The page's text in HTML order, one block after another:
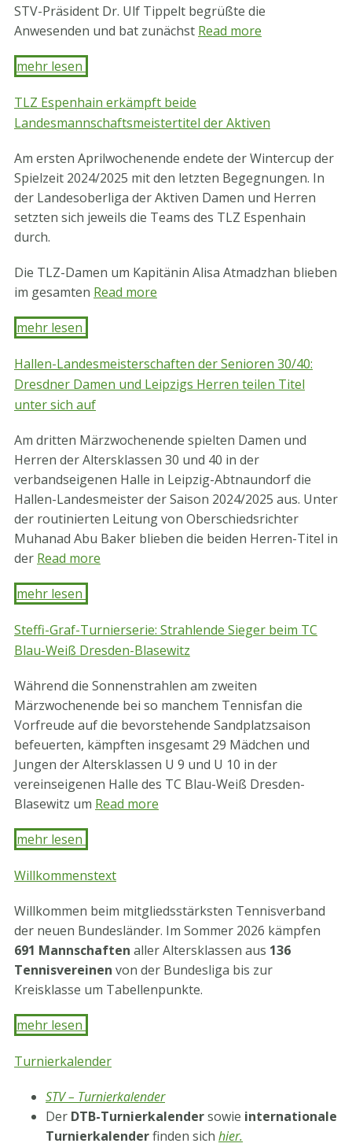
STV-Präsident Dr. Ulf Tippelt begrüßte die
Anwesenden und bat zunächst Read more
mehr lesen ​
TLZ Espenhain erkämpft beide
Landesmannschaftsmeistertitel der Aktiven
Am ersten Aprilwochenende endete der Wintercup der
Spielzeit 2024/2025 mit den letzten Begegnungen. In
der Landesoberliga der Aktiven Damen und Herren
setzten sich jeweils die Teams des TLZ Espenhain
durch.
Die TLZ-Damen um Kapitänin Alisa Atmadzhan blieben
im gesamten Read more
mehr lesen ​
Hallen-Landesmeisterschaften der Senioren 30/40:
Dresdner Damen und Leipzigs Herren teilen Titel
unter sich auf
Am dritten Märzwochenende spielten Damen und
Herren der Altersklassen 30 und 40 in der
verbandseigenen Halle in Leipzig-Abtnaundorf die
Hallen-Landesmeister der Saison 2024/2025 aus. Unter
der routinierten Leitung von Oberschiedsrichter
Muhanad Abu Baker blieben die beiden Herren-Titel in
der Read more
mehr lesen ​
Steffi-Graf-Turnierserie: Strahlende Sieger beim TC
Blau-Weiß Dresden-Blasewitz
Während die Sonnenstrahlen am zweiten
Märzwochenende bei so manchem Tennisfan die
Vorfreude auf die bevorstehende Sandplatzsaison
befeuerten, kämpften insgesamt 29 Mädchen und
Jungen der Altersklassen U 9 und U 10 in der
vereinseigenen Halle des TC Blau-Weiß Dresden-
Blasewitz um Read more
mehr lesen ​
Willkommenstext
Willkommen beim mitgliedsstärksten Tennisverband
der neuen Bundesländer. Im Sommer 2026 kämpfen
691 Mannschaften aller Altersklassen aus 136
Tennisvereinen von der Bundesliga bis zur
Kreisklasse um Tabellenpunkte.
mehr lesen ​
Turnierkalender
STV – Turnierkalender
Der DTB-Turnierkalendersowie internationale
Turnierkalenderfinden sich hier.